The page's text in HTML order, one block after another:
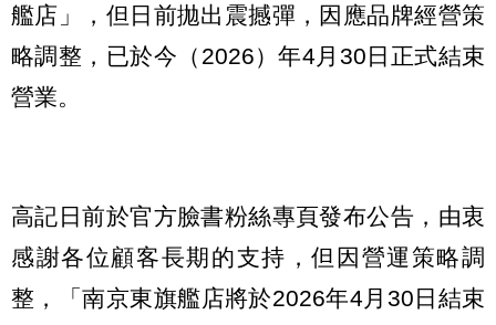
艦店」，但日前拋出震撼彈，因應品牌經營策
略調整，已於今（2026）年4月30日正式結束
營業。
高記日前於官方臉書粉絲專頁發布公告，由衷
感謝各位顧客長期的支持，但因營運策略調
整，「南京東旗艦店將於2026年4月30日結束